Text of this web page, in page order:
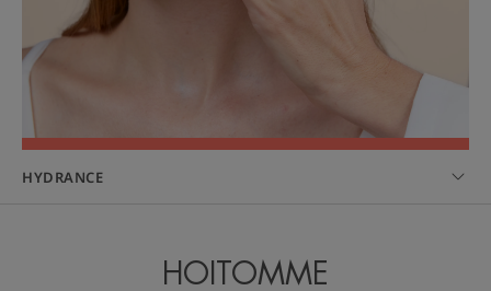
HYDRANCE
HOITOMME